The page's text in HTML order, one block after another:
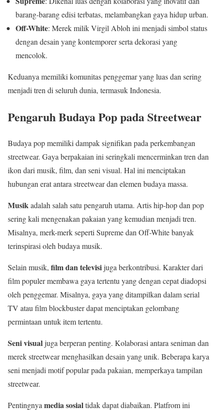
barang-barang edisi terbatas, melambangkan gaya hidup urban.
Off-White: Merek milik Virgil Abloh ini menjadi simbol status
dengan desain yang kontemporer serta dekorasi yang
mencolok.
Keduanya memiliki komunitas penggemar yang luas dan sering
menjadi tren di seluruh dunia, termasuk Indonesia.
Pengaruh Budaya Pop pada Streetwear
Budaya pop memiliki dampak signifikan pada perkembangan
streetwear. Gaya berpakaian ini seringkali mencerminkan tren dan
ikon dari musik, film, dan seni visual. Hal ini menciptakan
hubungan erat antara streetwear dan elemen budaya massa.
Musikadalah salah satu pengaruh utama. Artis hip-hop dan pop
sering kali mengenakan pakaian yang kemudian menjadi tren.
Misalnya, merk-merk seperti Supreme dan Off-White banyak
terinspirasi oleh budaya musik.
Selain musik, film dan televisijuga berkontribusi. Karakter dari
film populer membawa gaya tertentu yang dengan cepat diadopsi
oleh penggemar. Misalnya, gaya yang ditampilkan dalam serial
TV atau film blockbuster dapat menciptakan gelombang
permintaan untuk item tertentu.
Seni visualjuga berperan penting. Kolaborasi antara seniman dan
merek streetwear menghasilkan desain yang unik. Beberapa karya
seni menjadi motif popular pada pakaian, memperkaya tampilan
streetwear.
Pentingnyamedia sosialtidak dapat diabaikan. Platfrom ini